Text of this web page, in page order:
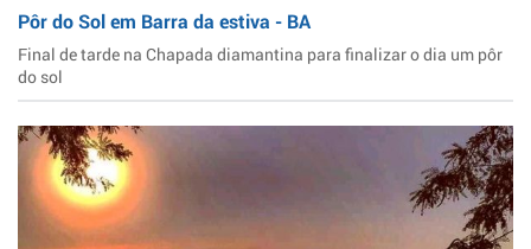
Pôr do Sol em Barra da estiva - BA
Final de tarde na Chapada diamantina para finalizar o dia um pôr
do sol